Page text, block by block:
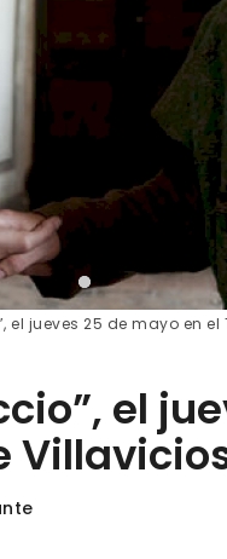
el jueves 25 de mayo en
el